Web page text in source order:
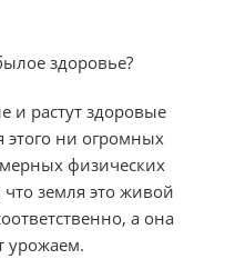
здоровье?
и растут здоровые
этого ни огромных
физических
земля это живой
а она
урожаем.